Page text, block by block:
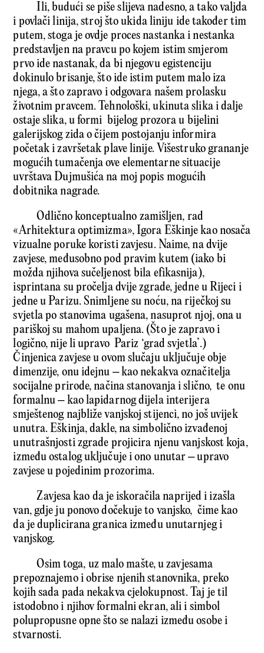
Ili, budući se piše slijeva nadesno, a tako valjda
i povlači linija, stroj što ukida liniju ide također tim
putem, stoga je ovdje proces nastanka i nestanka
predstavljen na pravcu po kojem istim smjerom
prvo ide nastanak, da bi njegovu egistenciju
dokinulo brisanje, što ide istim putem malo iza
njega, a što zapravo i odgovara našem prolasku
životnim pravcem. Tehnološki, ukinuta slika i dalje
ostaje slika, u formi bijelog prozora u bijelini
galerijskog zida o čijem postojanju informira
početak i završetak plave linije. Višestruko grananje
mogućih tumačenja ove elementarne situacije
uvrštava Dujmušića na moj popis mogućih
dobitnika nagrade.
Odlično konceptualno zamišljen, rad
«Arhitektura optimizma», Igora Eškinje kao nosača
vizualne poruke koristi zavjesu. Naime, na dvije
zavjese, međusobno pod pravim kutem (iako bi
možda njihova sučeljenost bila efikasnija),
isprintana su pročelja dvije zgrade, jedne u Rijeci i
jedne u Parizu. Snimljene su noću, na riječkoj su
svjetla po stanovima ugašena, nasuprot njoj, ona u
pariškoj su mahom upaljena. (Što je zapravo i
logično, nije li upravo Pariz ‘grad svjetla’.)
Činjenica zavjese u ovom slučaju uključuje obje
dimenzije, onu idejnu – kao nekakva označitelja
socijalne prirode, načina stanovanja i slično, te onu
formalnu – kao lapidarnog dijela interijera
smještenog najbliže vanjskoj stijenci, no još uvijek
unutra. Eškinja, dakle, na simbolično izvađenoj
unutrašnjosti zgrade projicira njenu vanjskost koja,
između ostalog uključuje i ono unutar – upravo
zavjese u pojedinim prozorima.
Zavjesa kao da je iskoračila naprijed i izašla
van, gdje ju ponovo dočekuje to vanjsko, čime kao
da je duplicirana granica između unutarnjeg i
vanjskog.
Osim toga, uz malo mašte, u zavjesama
prepoznajemo i obrise njenih stanovnika, preko
kojih sada pada nekakva cjelokupnost. Taj je til
istodobno i njihov formalni ekran, ali i simbol
polupropusne opne što se nalazi između osobe i
stvarnosti.